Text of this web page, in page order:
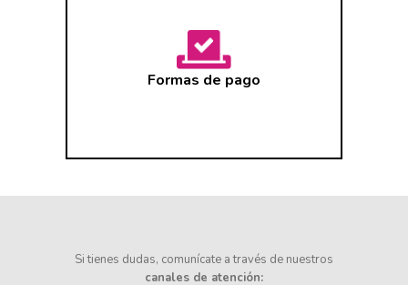
Formas de pago
Si tienes dudas, comunícate a través de nuestros
canales de atención: